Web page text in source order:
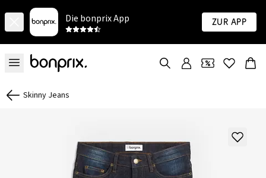
Die bonprix App Zur App
Skinny Jeans